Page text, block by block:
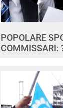
POPOLARE
COMMISSARI: